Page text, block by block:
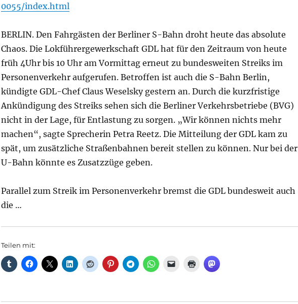
0055/index.html
BERLIN. Den Fahrgästen der Berliner S-Bahn droht heute das absolute
Chaos. Die Lokführergewerkschaft GDL hat für den Zeitraum von heute
früh 4Uhr bis 10 Uhr am Vormittag erneut zu bundesweiten Streiks im
Personenverkehr aufgerufen. Betroffen ist auch die S-Bahn Berlin,
kündigte GDL-Chef Claus Weselsky gestern an. Durch die kurzfristige
Ankündigung des Streiks sehen sich die Berliner Verkehrsbetriebe (BVG)
nicht in der Lage, für Entlastung zu sorgen. „Wir können nichts mehr
machen“, sagte Sprecherin Petra Reetz. Die Mitteilung der GDL kam zu
spät, um zusätzliche Straßenbahnen bereit stellen zu können. Nur bei der
U-Bahn könnte es Zusatzzüge geben.
Parallel zum Streik im Personenverkehr bremst die GDL bundesweit auch
die …
Teilen mit: